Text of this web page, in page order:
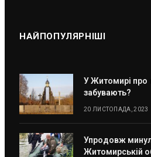
НАЙПОПУЛЯРНІШІ
У Житомирі про
забувають?
20 ЛИСТОПАДА, 2023
Упродовж
Житомирській